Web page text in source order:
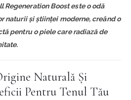
Regeneration Boost este o odă
naturii și științei moderne, creând o
pentru o piele care radiază de
Naturală Și
Pentru Tenul Tău